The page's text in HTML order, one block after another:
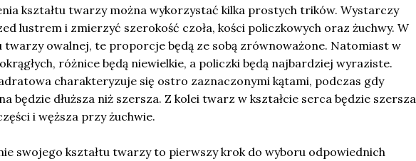
kształtu twarzy można wykorzystać kilka prostych trików. Wystarczy
lustrem i zmierzyć szerokość czoła, kości policzkowych oraz żuchwy. W
twarzy owalnej, te proporcje będą ze sobą zrównoważone. Natomiast w
różnice będą niewielkie, a policzki będą najbardziej wyraziste.
charakteryzuje się ostro zaznaczonymi kątami, podczas gdy
będzie dłuższa niż szersza. Z kolei twarz w kształcie serca będzie szersza
i węższa przy żuchwie.
swojego kształtu twarzy to pierwszy krok do wyboru odpowiednich